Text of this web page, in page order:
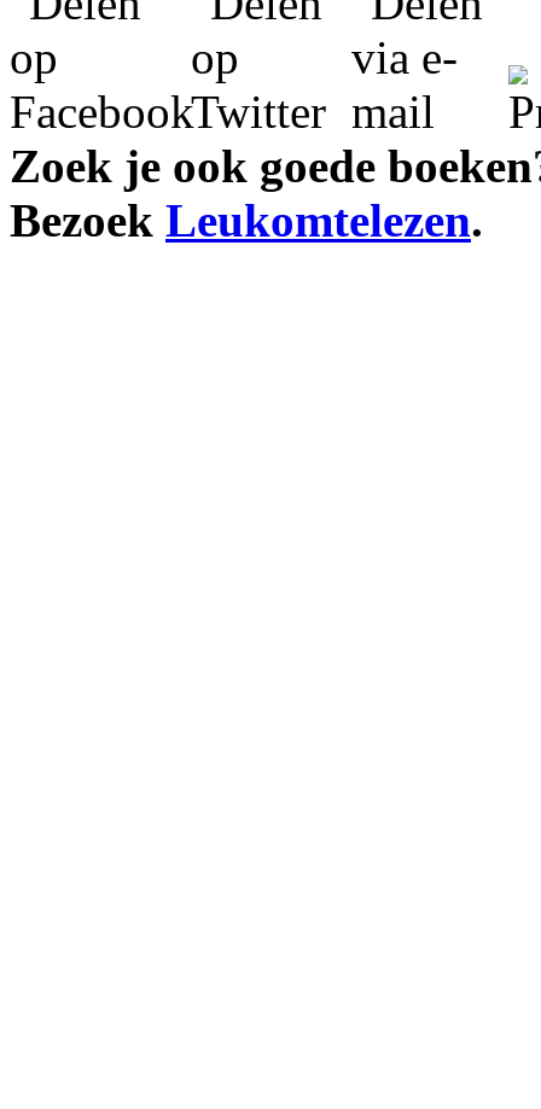
Zoek je ook goede
Bezoek Leukomtelezen.